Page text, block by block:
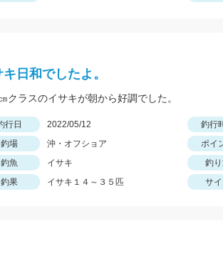
日和でしたよ。
クラスのイサキが朝から好調でした。
行日 2022/05/12 釣行
釣場
沖・オフショア
ポイ
釣魚
イサキ 釣
釣果
イサキ１４～３５匹 サ